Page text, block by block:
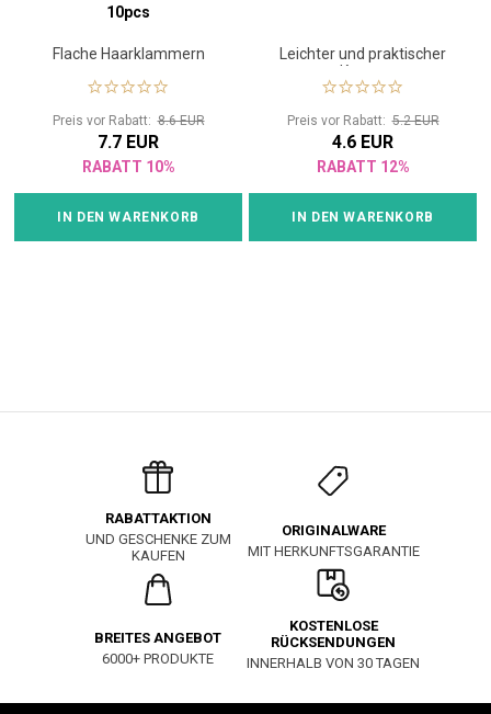
10pcs
Flache Haarklammern
Preis vor Rabatt:8.6 EUR
7.7 EUR
RABATT 10%
IN DEN WARENKORB
Leichter und praktischer
Kamm
Preis vor Rabatt:5.2 EUR
4.6 EUR
RABATT 12%
IN DEN WARENKORB
RABATTAKTION
UND GESCHENKE ZUM
KAUFEN
ORIGINALWARE
MIT HERKUNFTSGARANTIE
BREITES ANGEBOT
6000+ PRODUKTE
KOSTENLOSE
RÜCKSENDUNGEN
INNERHALB VON 30 TAGEN